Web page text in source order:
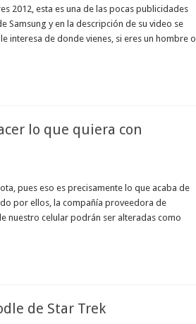
2012, esta es una de las pocas publicidades
Samsung y en la descripción de su video se
interesa de donde vienes, si eres un hombre o
lo que quiera con
pues eso es precisamente lo que acaba de
por ellos, la compañía proveedora de
nuestro celular podrán ser alteradas como
de Star Trek